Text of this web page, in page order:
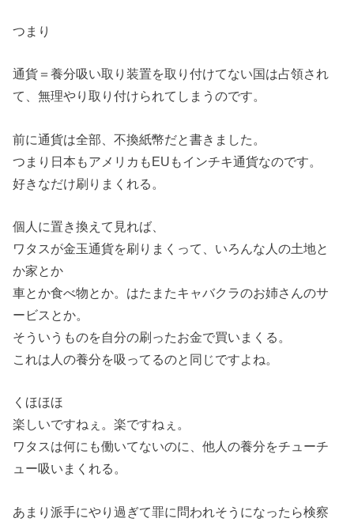
つまり
通貨＝養分吸い取り装置を取り付けてない国は占領され
て、無理やり取り付けられてしまうのです。
前に通貨は全部、不換紙幣だと書きました。
つまり日本もアメリカもEUもインチキ通貨なのです。
好きなだけ刷りまくれる。
個人に置き換えて見れば、
ワタスが金玉通貨を刷りまくって、いろんな人の土地と
か家とか
車とか食べ物とか。はたまたキャバクラのお姉さんのサ
ービスとか。
そういうものを自分の刷ったお金で買いまくる。
これは人の養分を吸ってるのと同じですよね。
くほほほ
楽しいですねぇ。楽ですねぇ。
ワタスは何にも働いてないのに、他人の養分をチューチ
ュー吸いまくれる。
あまり派手にやり過ぎて罪に問われそうになったら検察